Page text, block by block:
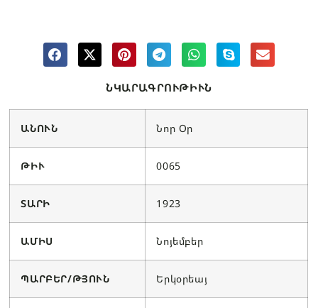
ՆԿԱՐԱԳՐՈՒԹԻՒՆ
ԱՆՈՒՆ Նոր Օր
ԹԻՒ 0065
ՏԱՐԻ 1923
ԱՄԻՍ Նոյեմբեր
ՊԱՐԲԵՐ/ԹՅՈՒՆ Երկօրեայ